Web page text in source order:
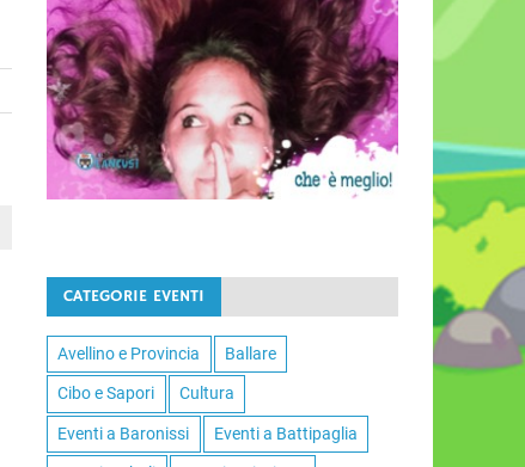
CATEGORIE EVENTI
Avellino e Provincia Ballare
Cibo e Sapori Cultura
Eventi a Baronissi Eventi a Battipaglia